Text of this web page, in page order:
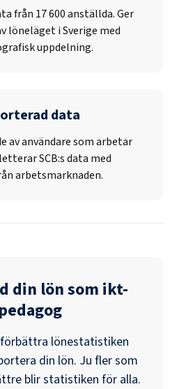
från 17 600anställda. Ger
löneläget i Sverige med
uppdelning.
data
av användare som arbetar
SCB:s data med
arbetsmarknaden.
din lön som ikt-
pedagog
lönestatistiken
din lön. Ju fler som
blir statistiken för alla.